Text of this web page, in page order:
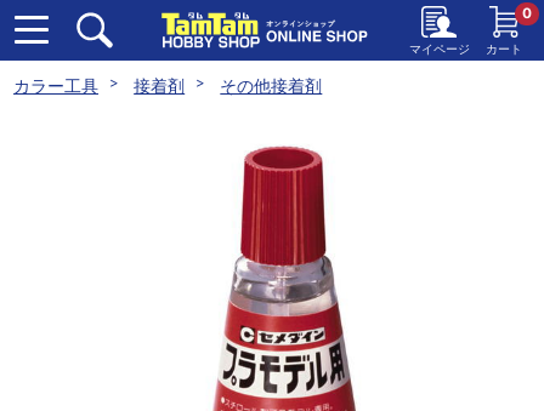
マイページ カート
0
カラー工具 接着剤 その他接着剤